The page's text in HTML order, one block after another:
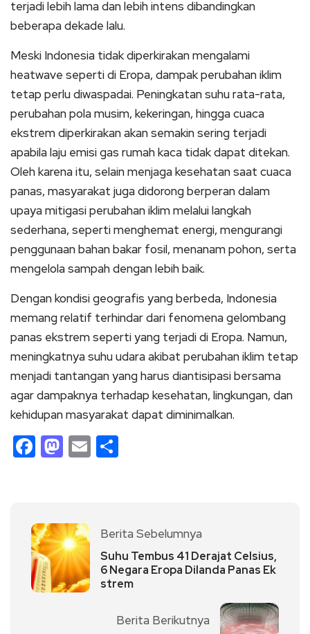
terjadi lebih lama dan lebih intens dibandingkan
beberapa dekade lalu.
Meski Indonesia tidak diperkirakan mengalami
heatwave seperti di Eropa, dampak perubahan iklim
tetap perlu diwaspadai. Peningkatan suhu rata-rata,
perubahan pola musim, kekeringan, hingga cuaca
ekstrem diperkirakan akan semakin sering terjadi
apabila laju emisi gas rumah kaca tidak dapat ditekan.
Oleh karena itu, selain menjaga kesehatan saat cuaca
panas, masyarakat juga didorong berperan dalam
upaya mitigasi perubahan iklim melalui langkah
sederhana, seperti menghemat energi, mengurangi
penggunaan bahan bakar fosil, menanam pohon, serta
mengelola sampah dengan lebih baik.
Dengan kondisi geografis yang berbeda, Indonesia
memang relatif terhindar dari fenomena gelombang
panas ekstrem seperti yang terjadi di Eropa. Namun,
meningkatnya suhu udara akibat perubahan iklim tetap
menjadi tantangan yang harus diantisipasi bersama
agar dampaknya terhadap kesehatan, lingkungan, dan
kehidupan masyarakat dapat diminimalkan.
Facebook
Mastodon
Email
Berita Sebelumnya
Suhu Tembus 41 Derajat Celsius,
6 Negara Eropa Dilanda Panas Ek
strem
Berita Berikutnya